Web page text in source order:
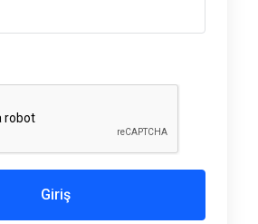
Giriş